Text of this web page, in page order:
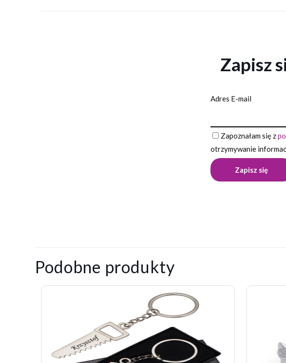
Zapisz
Adres E-mail
Zapoznałam się z
otrzymywanie
Twoja ocena
2
Podobne produkty